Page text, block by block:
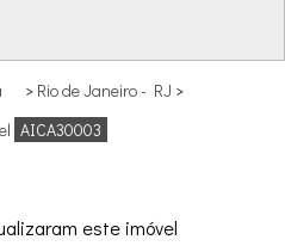
> Rio de Janeiro - RJ >
AICA30003
este imóvel